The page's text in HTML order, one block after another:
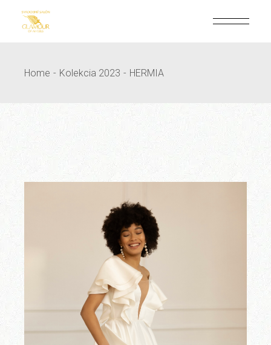
content
Home Kolekcia 2023 HERMIA